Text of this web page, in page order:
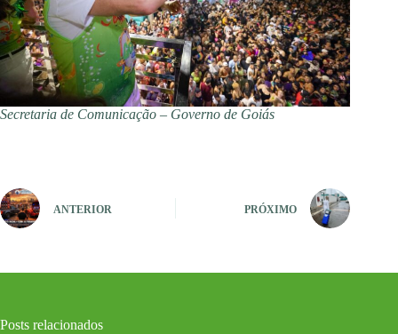
Secretaria de Comunicação – Governo de Goiás
ANTERIOR PRÓXIMO
Posts relacionados